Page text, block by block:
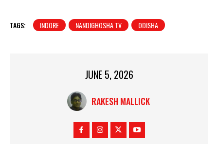
TAGS: INDORE NANDIGHOSHA TV ODISHA
JUNE 5, 2026
RAKESH MALLICK